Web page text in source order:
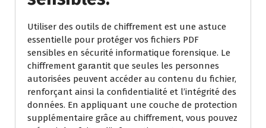
Utiliser des outils de chiffrement est une astuce
essentielle pour protéger vos fichiers PDF
sensibles en sécurité informatique forensique. Le
chiffrement garantit que seules les personnes
autorisées peuvent accéder au contenu du fichier,
renforçant ainsi la confidentialité et l’intégrité des
données. En appliquant une couche de protection
supplémentaire grâce au chiffrement, vous pouvez